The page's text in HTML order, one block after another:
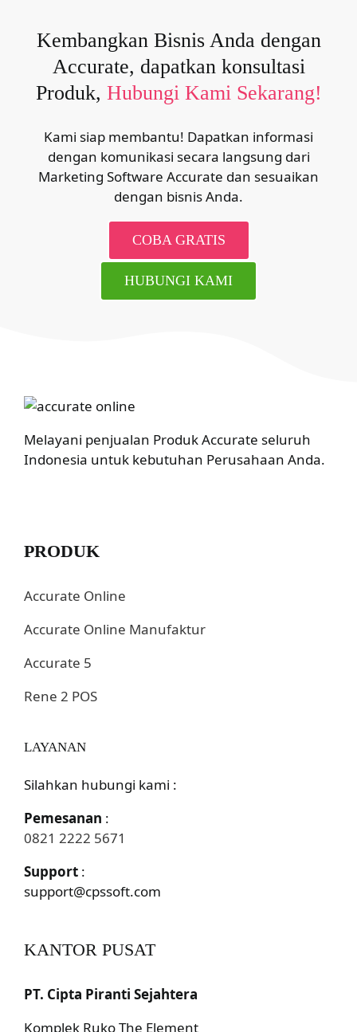
Kembangkan Bisnis Anda dengan
Accurate, dapatkan konsultasi
Produk, Hubungi Kami Sekarang!
Kami siap membantu! Dapatkan informasi
dengan komunikasi secara langsung dari
Marketing Software Accurate dan sesuaikan
dengan bisnis Anda.
COBA GRATIS
HUBUNGI KAMI
Melayani penjualan Produk Accurate seluruh
Indonesia untuk kebutuhan Perusahaan Anda.
PRODUK
Accurate Online
Accurate Online Manufaktur
Accurate 5
Rene 2 POS
LAYANAN
Silahkan hubungi kami :
Pemesanan :
0821 2222 5671
Support:
support@cpssoft.com
KANTOR PUSAT
PT. Cipta Piranti Sejahtera
Komplek Ruko The Element